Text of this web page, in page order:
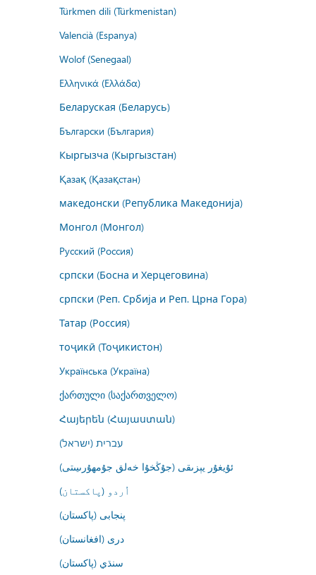
Türkmen dili (Türkmenistan)
Valencià (Espanya)
Wolof (Senegaal)
Ελληνικά (Ελλάδα)
Беларуская (Беларусь)
Български (България)
Кыргызча (Кыргызстан)
Қазақ (Қазақстан)
македонски (Република Македонија)
Монгол (Монгол)
Русский (Россия)
српски (Босна и Херцеговина)
српски (Реп. Србија и Реп. Црна Гора)
Татар (Россия)
тоҷикӣ (Тоҷикистон)
Українська (Україна)
ქართული (საქართველო)
Հայերեն (Հայաստան)
עברית (ישראל)
ئۇيغۇر يېزىقى (جۇڭخۇا خەلق جۇمھۇرىيىتى)
اُردو (پاکستان)
پنجابی (پاکستان)
درى (افغانستان)
سنڌي (پاکستان)